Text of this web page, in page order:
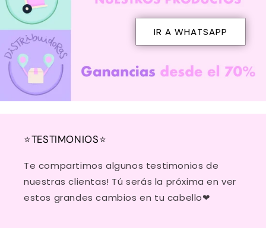
IR A WHATSAPP
⭐TESTIMONIOS⭐
Te compartimos algunos testimonios de
nuestras clientas! Tú serás la próxima en ver
estos grandes cambios en tu cabello❤